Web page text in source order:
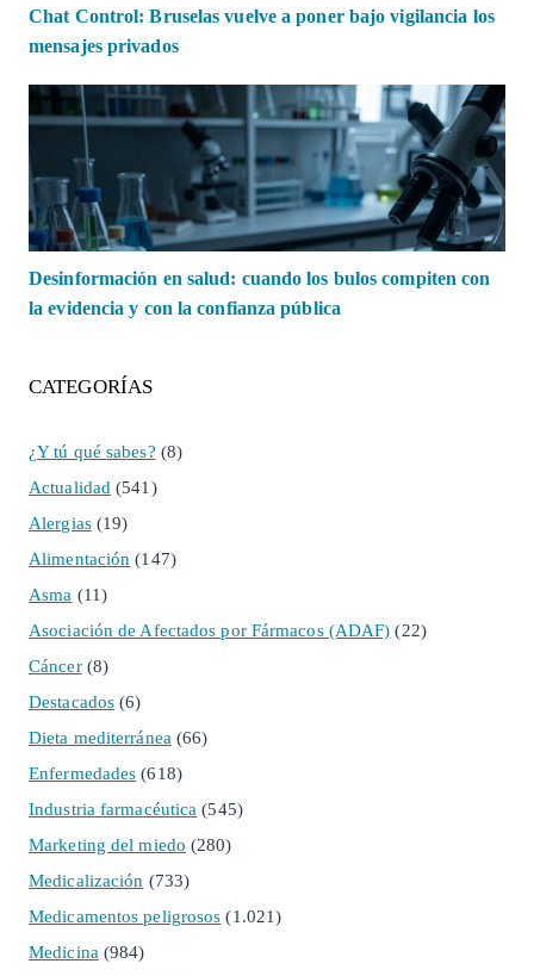
Chat Control: Bruselas vuelve a poner bajo vigilancia los
mensajes privados
Desinformación en salud: cuando los bulos compiten con
la evidencia y con la confianza pública
CATEGORÍAS
¿Y tú qué sabes? (8)
Actualidad (541)
Alergias(19)
Alimentación (147)
Asma (11)
Asociación de Afectados por Fármacos (ADAF) (22)
Cáncer(8)
Destacados (6)
Dieta mediterránea (66)
Enfermedades (618)
Industria farmacéutica (545)
Marketing del miedo (280)
Medicalización (733)
Medicamentos peligrosos (1.021)
Medicina (984)